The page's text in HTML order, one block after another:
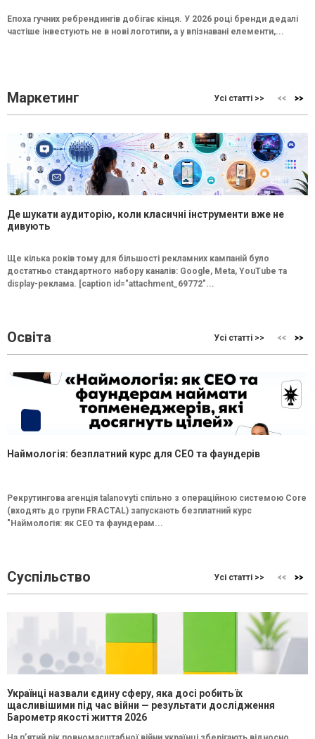
Епоха гучних ребрендингів добігає кінця. У 2026 році бренди дедалі
частіше інвестують не в нові логотипи, а у впізнавані елементи,...
Маркетинг Усі статті >>
Де шукати аудиторію, коли класичні інструменти вже не
дивують
Ще кілька років тому для більшості рекламних кампаній було
достатньо стандартного набору каналів: Google, Meta, YouTube та
display-реклама. [caption id="attachment_69772"...
Освіта Усі статті >>
Наймологія: безплатний курс для CEO та фаундерів
Рекрутингова агенція talanovyti спільно з операційною системою Core
(входять до групи FRACTAL) запускають безплатний курс
"Наймологія: як СEO та фаундерам...
Суспільство Усі статті >>
Українці назвали єдину сферу, яка досі робить їх
щасливішими під час війни — результати дослідження
Барометр якості життя 2026